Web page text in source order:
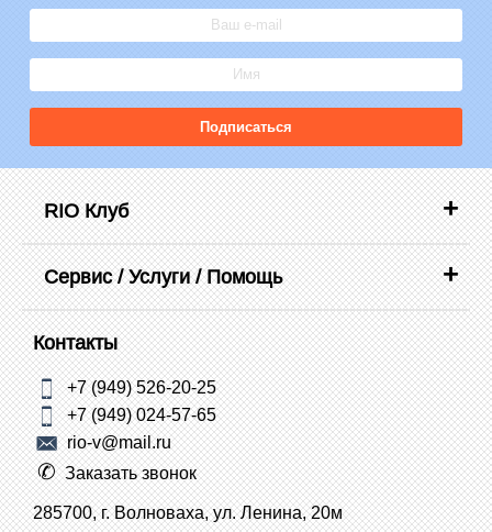
Подписаться
RIO Клуб
Сервис / Услуги / Помощь
Контакты
+7 (949) 526-20-25
+7 (949) 024-57-65
rio-v@mail.ru
Заказать звонок
285700, г. Волноваха, ул. Ленина, 20м